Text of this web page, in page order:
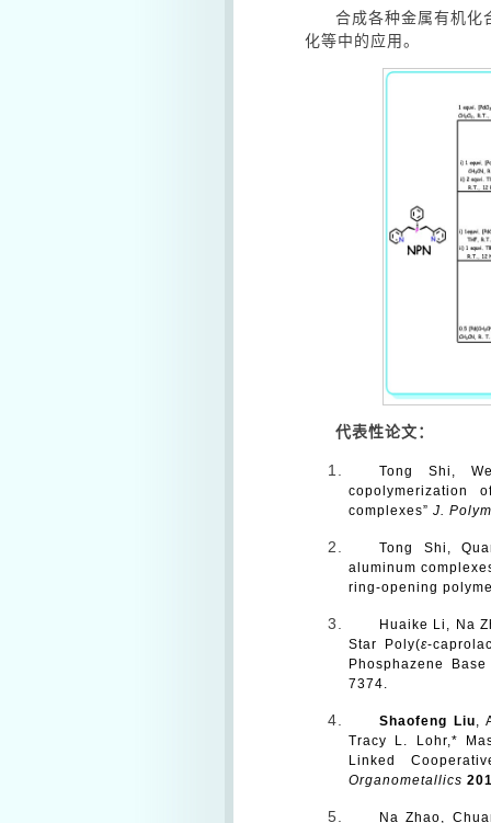
合成各种金属有机化
化等中的应用。
代表性论文：
Tong Shi,
copolymerization
complexes” J.
Tong Shi,
aluminum
ring-opening
Huaike Li, Na
Star Poly(ε-
Phosphazene
7374.
Shaofeng Liu,
Tracy L. Lohr,*
Linked
Organometallics
Na Zhao,